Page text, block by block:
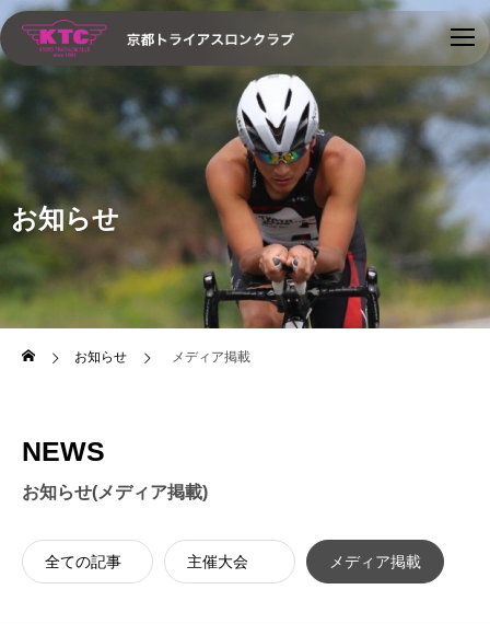
お知らせ
お知らせ メディア掲載
NEWS
お知らせ(メディア掲載)
全ての記事 主催大会 メディア掲載